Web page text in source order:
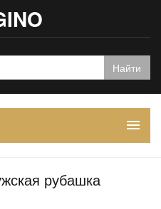
рубашка